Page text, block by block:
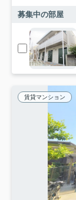
募集中の部屋
賃貸マンション